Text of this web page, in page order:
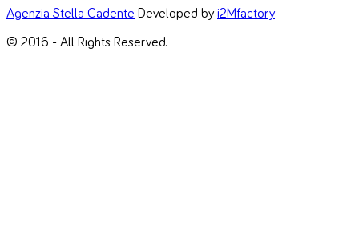
Agenzia Stella Cadente Developed by i2Mfactory
© 2016 - All Rights Reserved.